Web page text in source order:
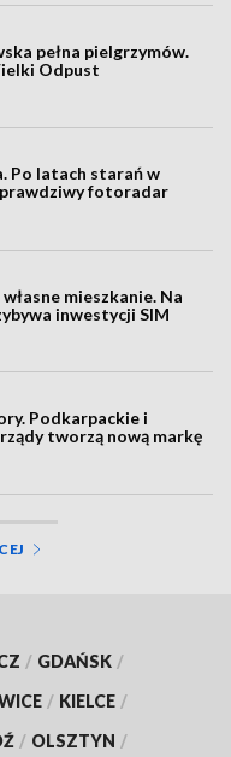
pełna pielgrzymów.
Odpust
Po latach starań w
prawdziwy fotoradar
mieszkanie. Na
inwestycji SIM
Podkarpackie i
tworzą nową markę
/ GDAŃSK /
/ KIELCE /
/ OLSZTYN /